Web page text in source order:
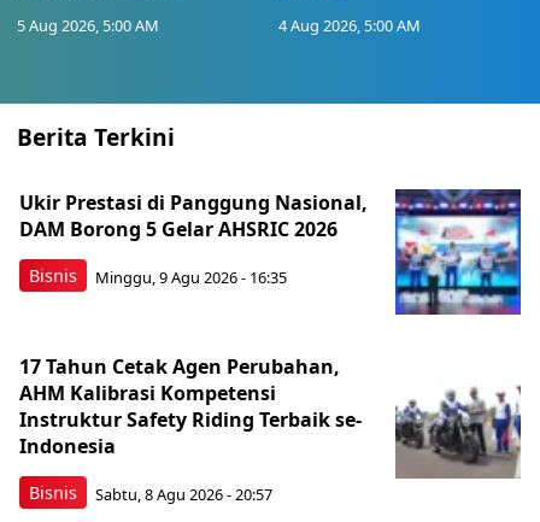
5 Aug 2026, 5:00 AM 4 Aug 2026, 5:00 AM
Berita Terkini
Bisnis
Ukir Prestasi di Panggung Nasional,
DAM Borong 5 Gelar AHSRIC 2026
Minggu, 9 Agu 2026 - 16:35
Bisnis
17 Tahun Cetak Agen Perubahan,
AHM Kalibrasi Kompetensi
Instruktur Safety Riding Terbaik se-
Indonesia
Sabtu, 8 Agu 2026 - 20:57